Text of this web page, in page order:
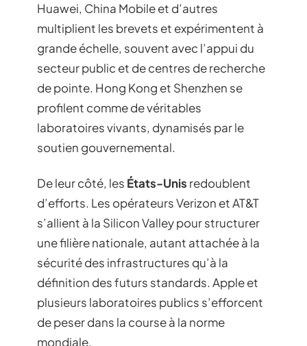
Huawei, China Mobile et d’autres
multiplient les brevets et expérimentent à
grande échelle, souvent avec l’appui du
secteur public et de centres de recherche
de pointe. Hong Kong et Shenzhen se
profilent comme de véritables
laboratoires vivants, dynamisés par le
soutien gouvernemental.
De leur côté, les États-Unis redoublent
d’efforts. Les opérateurs Verizon et AT&T
s’allient à la Silicon Valley pour structurer
une filière nationale, autant attachée à la
sécurité des infrastructures qu’à la
définition des futurs standards. Apple et
plusieurs laboratoires publics s’efforcent
de peser dans la course à la norme
mondiale.